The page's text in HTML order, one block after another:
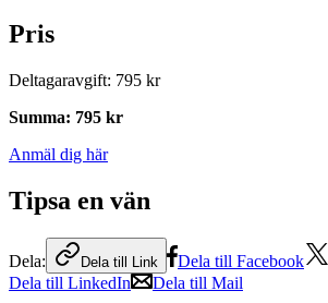
Pris
Deltagaravgift: 795 kr
Summa: 795 kr
Anmäl dig här
Tipsa en vän
Dela: Dela till Link Dela till Facebook
Dela till LinkedIn
Dela till Mail